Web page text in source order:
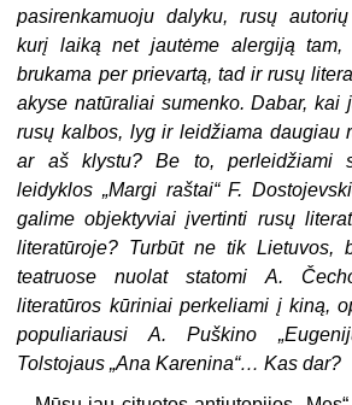
pasirenkamuoju dalyku, rusų
kurį laiką net jautėme alergiją tam,
brukama per prie­vartą, tad ir rusų
akyse natūraliai sumenko. Dabar, kai
rusų kalbos, lyg ir leidžiama daugiau
ar aš klystu? Be to, perleidžiami
leidyklos „Margi raštai“ F.
galime objek­tyviai įvertinti rusų
literatūroje? Turbūt ne tik Lietuvos,
teatruose nuolat statomi A.
literatūros kūriniai perkeliami į kiną,
populiariausi A. Puškino
Tolstojaus „Ana Karenina“… Kas dar?